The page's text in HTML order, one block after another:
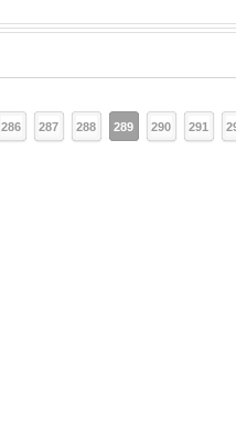
286 287 288 289 290 291